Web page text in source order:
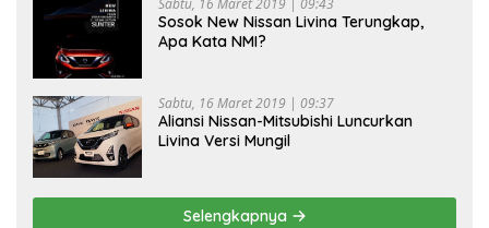
Sabtu, 16 Maret 2019 | 09:43
Sosok New Nissan Livina Terungkap,
Apa Kata NMI?
Sabtu, 16 Maret 2019 | 09:37
Aliansi Nissan-Mitsubishi Luncurkan
Livina Versi Mungil
Selengkapnya